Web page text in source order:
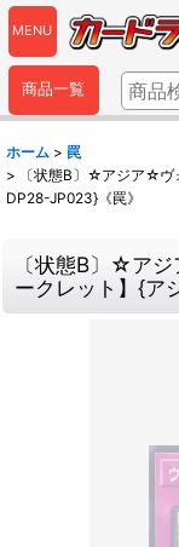
MENU
商品一覧
ホーム > 罠
>
〔状態B〕☆アジア☆ヴ
DP28-JP023}《罠》
〔状態B〕☆ア
ークレット】{ア